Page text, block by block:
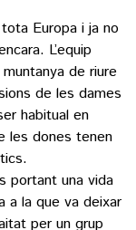
Europa i ja no
L’equip
de riure
de les dames
habitual en
les dones tenen
portant una vida
a la que va deixar
per un grup